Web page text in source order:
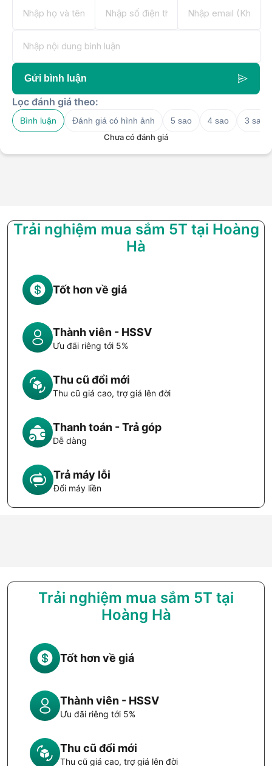
Gửi bình luận
Lọc đánh giá theo:
Bình luận Đánh giá có hình ảnh 5 sao 4 sao
3 sao
Chưa có đánh giá
Trải nghiệm mua sắm 5T tại Hoàng
Hà
Tốt hơn về giá
Thành viên - HSSV
Ưu đãi riêng tới 5%
Thu cũ đổi mới
Thu cũ giá cao, trợ giá lên đời
Thanh toán - Trả góp
Dễ dàng
Trả máy lỗi
Đổi máy liền
Trải nghiệm mua sắm 5T tại
Hoàng Hà
Tốt hơn về giá
Thành viên - HSSV
Ưu đãi riêng tới 5%
Thu cũ đổi mới
Thu cũ giá cao, trợ giá lên đời